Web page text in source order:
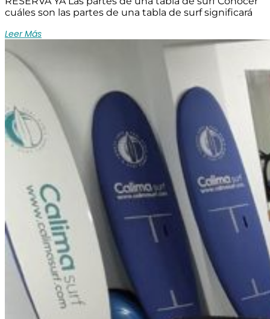
cuáles son las partes de una tabla de surf significará
Leer Más